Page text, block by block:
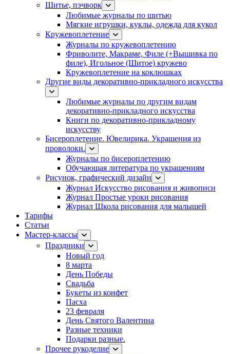
Шитье, пэчворк
Любимые журналы по шитью
Мягкие игрушки, куклы, одежда для кукол
Кружевоплетение
Журналы по кружевоплетению
Фриволите, Макраме, Филе (+Вышивка по
филе), Игольное (Шитое) кружево
Кружевоплетение на коклюшках
Другие виды декоративно-прикладного искусства
Любимые журналы по другим видам
декоративно-прикладного искусства
Книги по декоративно-прикладному
искусству
Бисероплетение. Ювелирика. Украшения из
проволоки.
Журналы по бисероплетению
Обучающая литература по украшениям
Рисунок, графический дизайн
Журнал Искусство рисования и живописи
Журнал Простые уроки рисования
Журнал Школа рисования для малышей
Тарифы
Статьи
Мастер-классы
Праздники
Новый год
8 марта
День Победы
Свадьба
Букеты из конфет
Пасха
23 февраля
День Святого Валентина
Разные техники
Подарки разные.
Прочее рукоделие